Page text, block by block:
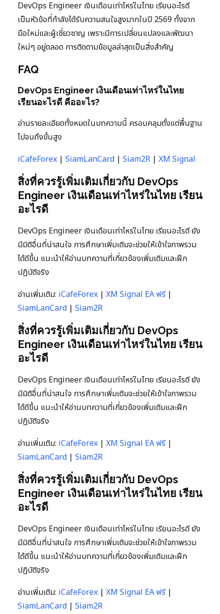
DevOps Engineer เงินเดือนเท่าไหร่ในไทย เรียนอะไรดี
เป็นหัวข้อที่กำลังได้รับความสนใจสูงมากในปี 2569 ทั้งจาก
มือใหม่และผู้เชี่ยวชาญ เพราะมีการเปลี่ยนแปลงและพัฒนา
ใหม่ๆ อยู่ตลอด การติดตามข้อมูลล่าสุดเป็นสิ่งสำคัญ
FAQ
DevOps Engineer เงินเดือนเท่าไหร่ในไทย
เรียนอะไรดี คืออะไร?
อ่านรายละเอียดทั้งหมดในบทความนี้ ครอบคลุมตั้งแต่พื้นฐาน
ไปจนถึงขั้นสูง
iCafeForex | SiamLanCard | Siam2R | XM Signal
สิ่งที่ควรรู้เพิ่มเติมเกี่ยวกับ DevOps
Engineer เงินเดือนเท่าไหร่ในไทย เรียน
อะไรดี
DevOps Engineer เงินเดือนเท่าไหร่ในไทย เรียนอะไรดี ยัง
มีมิติอื่นที่น่าสนใจ การศึกษาเพิ่มเติมจะช่วยให้เข้าใจภาพรวม
ได้ดีขึ้น แนะนำให้อ่านบทความที่เกี่ยวข้องเพิ่มเติมและฝึก
ปฏิบัติจริง
อ่านเพิ่มเติม: iCafeForex | XM Signal EA ฟรี|
SiamLanCard | Siam2R
สิ่งที่ควรรู้เพิ่มเติมเกี่ยวกับ DevOps
Engineer เงินเดือนเท่าไหร่ในไทย เรียน
อะไรดี
DevOps Engineer เงินเดือนเท่าไหร่ในไทย เรียนอะไรดี ยัง
มีมิติอื่นที่น่าสนใจ การศึกษาเพิ่มเติมจะช่วยให้เข้าใจภาพรวม
ได้ดีขึ้น แนะนำให้อ่านบทความที่เกี่ยวข้องเพิ่มเติมและฝึก
ปฏิบัติจริง
อ่านเพิ่มเติม: iCafeForex | XM Signal EA ฟรี|
SiamLanCard | Siam2R
สิ่งที่ควรรู้เพิ่มเติมเกี่ยวกับ DevOps
Engineer เงินเดือนเท่าไหร่ในไทย เรียน
อะไรดี
DevOps Engineer เงินเดือนเท่าไหร่ในไทย เรียนอะไรดี ยัง
มีมิติอื่นที่น่าสนใจ การศึกษาเพิ่มเติมจะช่วยให้เข้าใจภาพรวม
ได้ดีขึ้น แนะนำให้อ่านบทความที่เกี่ยวข้องเพิ่มเติมและฝึก
ปฏิบัติจริง
อ่านเพิ่มเติม: iCafeForex | XM Signal EA ฟรี|
SiamLanCard | Siam2R